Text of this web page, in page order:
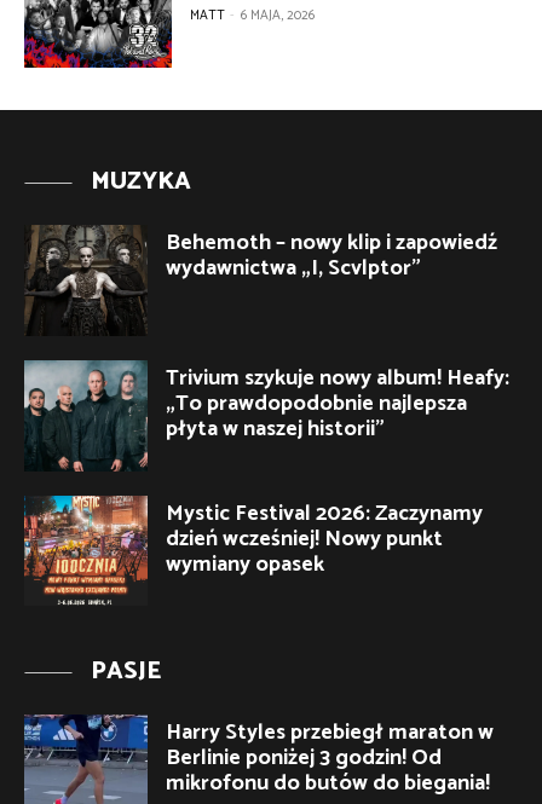
MATT - 6 MAJA, 2026
MUZYKA
Behemoth – nowy klip i zapowiedź
wydawnictwa „I, Scvlptor”
Trivium szykuje nowy album! Heafy:
„To prawdopodobnie najlepsza
płyta w naszej historii”
Mystic Festival 2026: Zaczynamy
dzień wcześniej! Nowy punkt
wymiany opasek
PASJE
Harry Styles przebiegł maraton w
Berlinie poniżej 3 godzin! Od
mikrofonu do butów do biegania!